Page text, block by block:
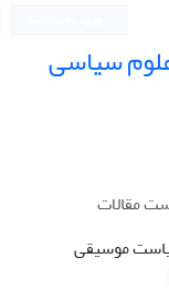
سیاسی
مقالات
موسیقی